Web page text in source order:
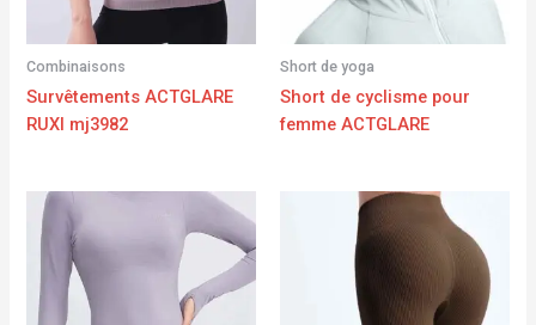
Combinaisons
Survêtements ACTGLARE
RUXI mj3982
Short de yoga
Short de cyclisme pour
femme ACTGLARE